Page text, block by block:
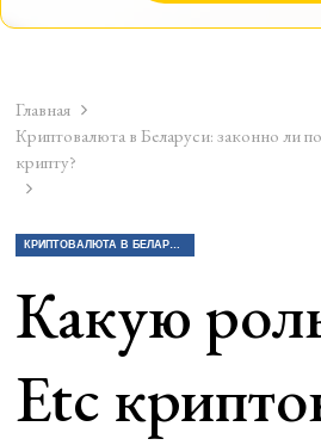
Главная
Криптовалюта в Беларуси: законно ли
крипту?
КРИПТОВАЛЮТА В БЕЛАРУСИ: ЗАКОННО ЛИ ПОКУПАТЬ, ПРОДАВАТЬ КРИПТУ?
Какую
Etc